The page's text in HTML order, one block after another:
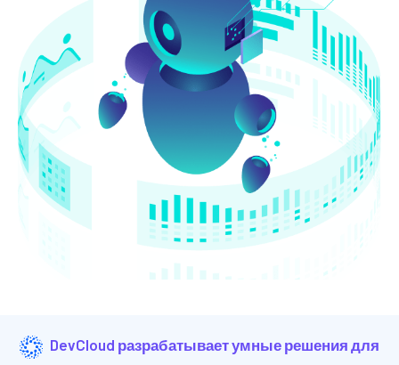
DevCloud разрабатывает умные решения для